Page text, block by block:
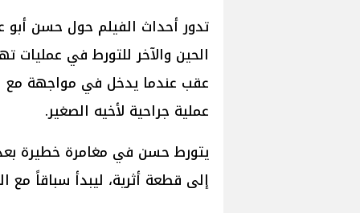
تدور أحداث الفيلم حول حسن
الحين والآخر للتورط في عمليات
عقب عندما يدخل في مواجهة مع
عملية جراحية لأخيه الصغير.
يتورط حسن في مغامرة خطيرة
إلى قطعة أثرية، ليبدأ سباقاً مع